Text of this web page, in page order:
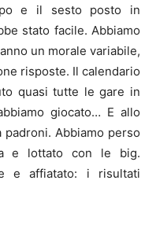
e il sesto posto in
stato facile. Abbiamo
un morale variabile,
risposte. Il calendario
quasi tutte le gare in
giocato… E allo
padroni. Abbiamo perso
e lottato con le big.
e affiatato: i risultati